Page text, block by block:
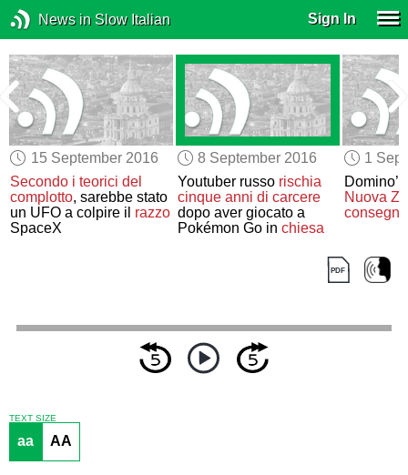
News in Slow Italian Sign In
15 September 2016
Secondo i teorici del
complotto, sarebbe stato
un UFO a colpire il razzo
SpaceX
8 September 2016
Youtuber russo rischia
cinque anni di carcere
dopo aver giocato a
Pokémon Go in chiesa
1
Nuova
consegne
TEXT SIZE
aa AA